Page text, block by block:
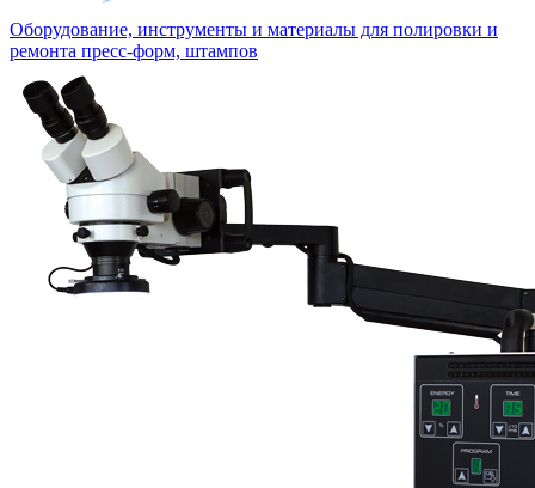
Оборудование, инструменты и материалы для полировки и
ремонта пресс-форм, штампов